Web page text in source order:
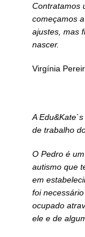
Contratamos
começamos
ajustes, mas
nascer.
Virgínia
A
de trabalho
O Pedro é
autismo que
em
foi
ocupado
ele e de